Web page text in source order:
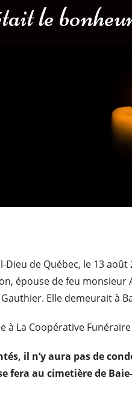
Autresle
Dieu de Québec, le 13
épouse de feu
Elle demeurait à
à La Coopérative
il n’y aura pas de
fera au cimetière de